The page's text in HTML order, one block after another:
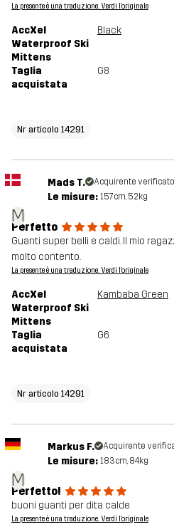
La presente è una traduzione. Verdi l'originale
AccXel
Waterproof Ski
Mittens
Black
Taglia
acquistata
G8
Nr articolo 14291
M
Mads T. Acquirente verificato
Le misure: 157cm, 52kg
Perfetto
Guanti super belli e caldi. Il mio
molto contento.
La presente è una traduzione. Verdi l'originale
AccXel
Waterproof Ski
Mittens
Kambaba Green
Taglia
acquistata
G6
Nr articolo 14291
M
Markus F. Acquirente
Le misure: 183cm, 84kg
Perfetto!
buoni guanti per dita calde
La presente è una traduzione. Verdi l'originale